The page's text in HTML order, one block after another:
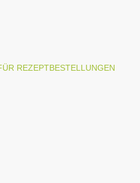
REZEPTBESTELLUNGEN